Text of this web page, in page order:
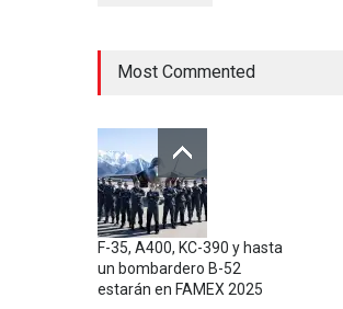
Most Commented
F-35, A400, KC-390 y hasta
un bombardero B-52
estarán en FAMEX 2025